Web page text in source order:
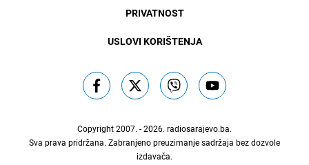
PRIVATNOST
USLOVI KORIŠTENJA
Copyright 2007. - 2026. radiosarajevo.ba.
Sva prava pridržana. Zabranjeno preuzimanje sadržaja bez dozvole
izdavača.